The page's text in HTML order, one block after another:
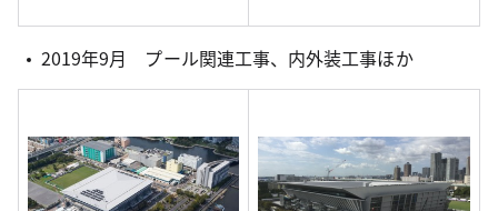
2019年9月 プール関連工事、内外装工事ほか